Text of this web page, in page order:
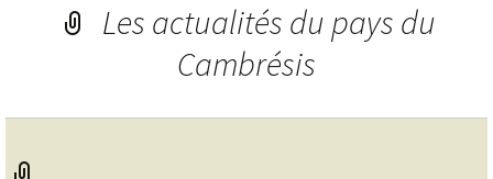
Les actualités du pays du
Cambrésis